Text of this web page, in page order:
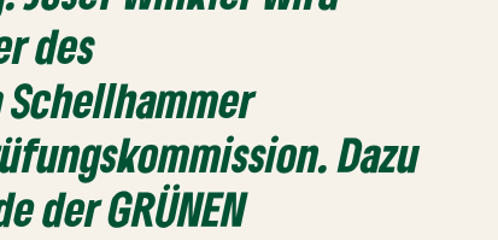
des
Dazu
der GRÜNEN